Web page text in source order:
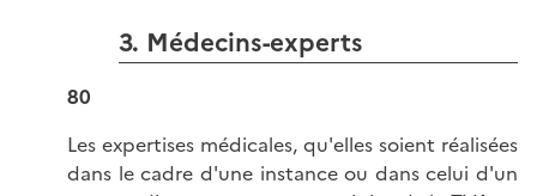
3. Médecins-experts
80
Les expertises médicales, qu'elles soient réalisées
dans le cadre d'une instance ou dans celui d'un